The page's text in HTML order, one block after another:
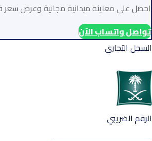
احصل على معاينة ميدانية مجانية وعرض سعر
تواصل واتساب الآن
السجل التجاري
الرقم الضريبي